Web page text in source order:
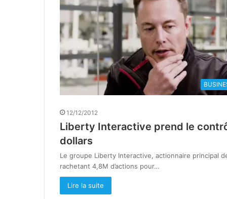
12/12/2012
Liberty Interactive prend le
dollars
Le groupe Liberty Interactive, actionnaire principal
rachetant 4,8M d’actions pour…
Lire la suite